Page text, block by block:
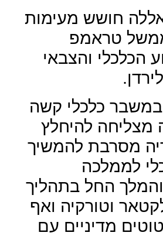
חושש מעימות
טראמפ
הכלכלי והצבאי
במשבר כלכלי קשה
מצליחה להיחלץ
מסרבת להמשיך
לממלכה
החל בתהליך
וטורקיה ואף
מדיניים עם